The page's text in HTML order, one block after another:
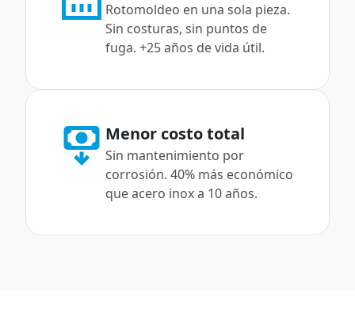
Rotomoldeo en una sola pieza.
Sin costuras, sin puntos de
fuga. +25 años de vida útil.
Menor costo total
Sin mantenimiento por
corrosión. 40% más económico
que acero inox a 10 años.